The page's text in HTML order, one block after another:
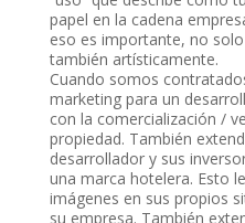
papel en la cadena
eso es importante, no
también artísticamente.
Cuando somos
marketing para un
con la comercialización /
propiedad. También
desarrollador y sus
una marca hotelera. Esto
imágenes en sus propios
su empresa. También